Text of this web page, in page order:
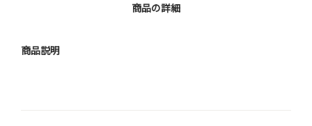
商品の詳細
商品説明